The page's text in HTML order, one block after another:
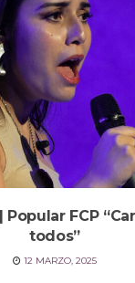
Popular FCP
todos”
12 MARZO, 2025